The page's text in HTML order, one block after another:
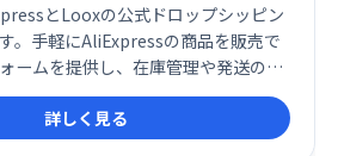
とLooxの公式ドロップシッピン
。手軽にAliExpressの商品を販売で
ームを提供し、在庫管理や発送の手
効率的なドロップシッピングビジネ
し、売上拡大に貢献します。
詳しく見る